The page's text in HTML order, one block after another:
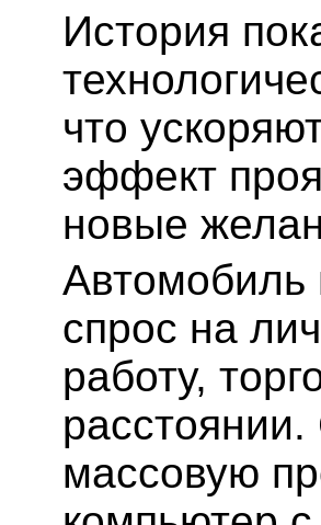
История
что
эффект
новые
Автомобиль
спрос на
работу,
массовую